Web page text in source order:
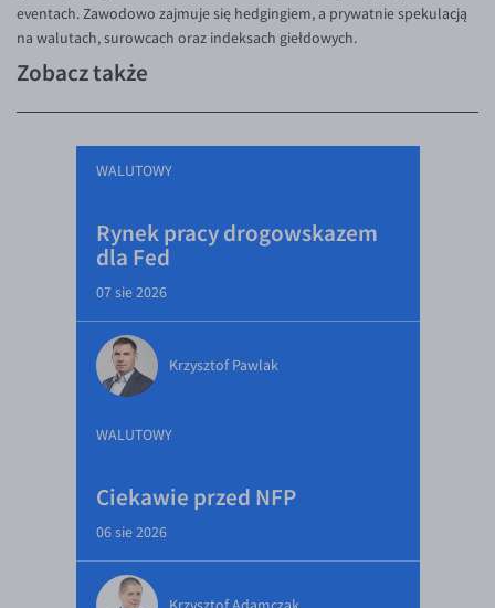
eventach. Zawodowo zajmuje się hedgingiem, a prywatnie spekulacją
na walutach, surowcach oraz indeksach giełdowych.
Zobacz także
WALUTOWY
Rynek pracy drogowskazem
dla Fed
07 sie 2026
Krzysztof Pawlak
WALUTOWY
Ciekawie przed NFP
06 sie 2026